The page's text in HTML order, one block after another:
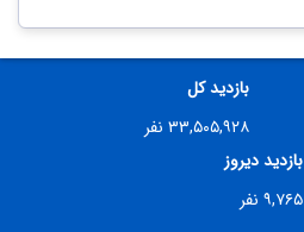
بازدید کل
۳۳,۵۰۵,۹۲۸ نفر
بازدید دیروز
۹,۷۶۵ نفر